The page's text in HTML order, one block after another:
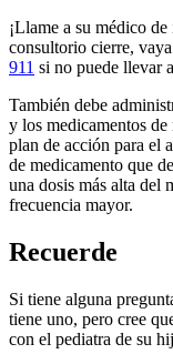
¡Llame a su médico
consultorio cierre,
911 si no puede llevar
También debe
y los medicamentos
plan de acción para el
de medicamento que
una dosis más alta del
frecuencia mayor.
Recuerde
Si tiene alguna
tiene uno, pero cree
con el pediatra de su